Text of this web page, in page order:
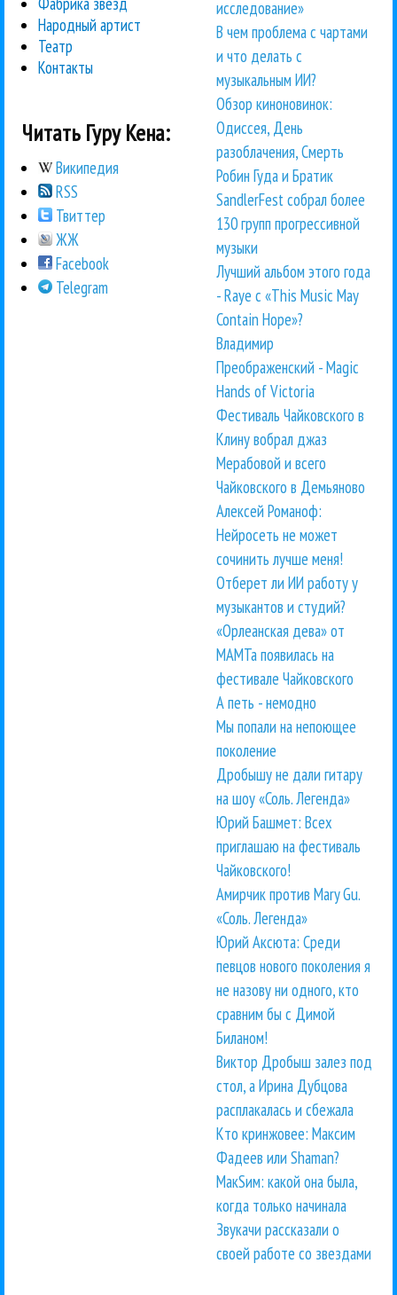
Народный артист
Театр
Контакты
Читать Гуру Кена:
Википедия
RSS
Твиттер
ЖЖ
Facebook
Telegram
исследование»
В чем проблема с чартами
и что делать с
музыкальным ИИ?
Обзор киноновинок:
Одиссея, День
разоблачения, Смерть
Робин Гуда и Братик
SandlerFest собрал более
130 групп прогрессивной
музыки
Лучший альбом этого года
- Raye с «This Music May
Contain Hope»?
Владимир
Преображенский - Magic
Hands of Victoria
Фестиваль Чайковского в
Клину вобрал джаз
Мерабовой и всего
Чайковского в Демьяново
Алексей Романоф:
Нейросеть не может
сочинить лучше меня!
Отберет ли ИИ работу у
музыкантов и студий?
«Орлеанская дева» от
МАМТа появилась на
фестивале Чайковского
А петь - немодно
Мы попали на непоющее
поколение
Дробышу не дали гитару
на шоу «Соль. Легенда»
Юрий Башмет: Всех
приглашаю на фестиваль
Чайковского!
Амирчик против Mary Gu.
«Соль. Легенда»
Юрий Аксюта: Среди
певцов нового поколения я
не назову ни одного, кто
сравним бы с Димой
Биланом!
Виктор Дробыш залез под
стол, а Ирина Дубцова
расплакалась и сбежала
Кто кринжовее: Максим
Фадеев или Shaman?
МакSим: какой она была,
когда только начинала
Звукачи рассказали о
своей работе со звездами